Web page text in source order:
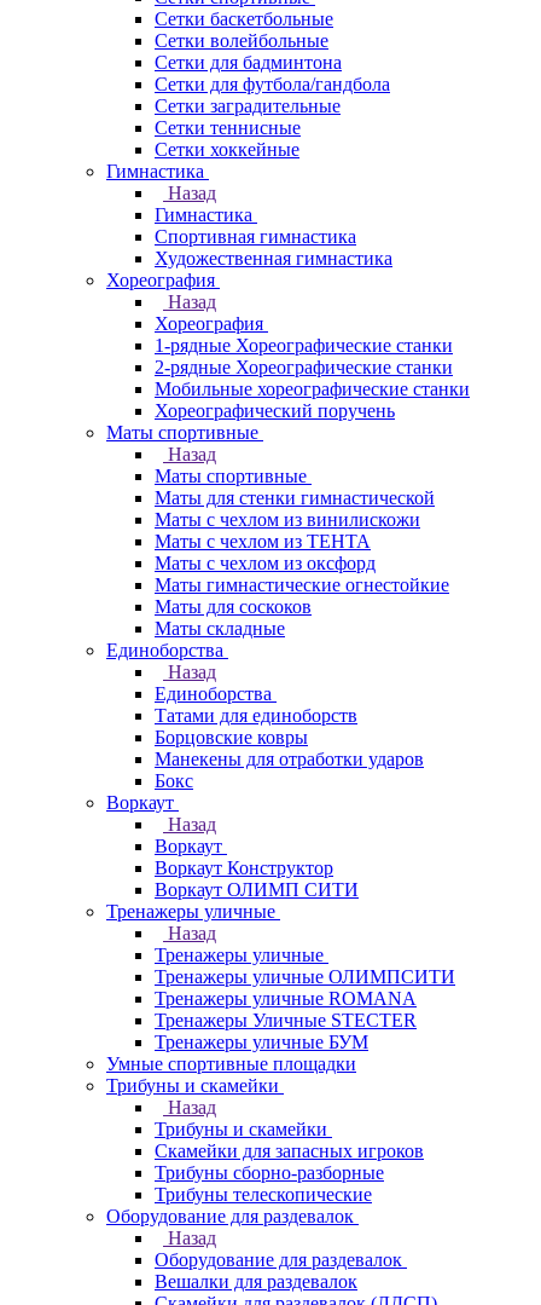
Сетки баскетбольные
Сетки волейбольные
Сетки для бадминтона
Сетки для футбола/гандбола
Сетки заградительные
Сетки теннисные
Сетки хоккейные
Гимнастика
Назад
Гимнастика
Спортивная гимнастика
Художественная гимнастика
Хореография
Назад
Хореография
1-рядные Хореографические станки
2-рядные Хореографические станки
Мобильные хореографические станки
Хореографический поручень
Маты спортивные
Назад
Маты спортивные
Маты для стенки гимнастической
Маты с чехлом из винилискожи
Маты с чехлом из ТЕНТА
Маты с чехлом из оксфорд
Маты гимнастические огнестойкие
Маты для соскоков
Маты складные
Единоборства
Назад
Единоборства
Татами для единоборств
Борцовские ковры
Манекены для отработки ударов
Бокс
Воркаут
Назад
Воркаут
Воркаут Конструктор
Воркаут ОЛИМП СИТИ
Тренажеры уличные
Назад
Тренажеры уличные
Тренажеры уличные ОЛИМПСИТИ
Тренажеры уличные ROMANA
Тренажеры Уличные STECTER
Тренажеры уличные БУМ
Умные спортивные площадки
Трибуны и скамейки
Назад
Трибуны и скамейки
Скамейки для запасных игроков
Трибуны сборно-разборные
Трибуны телескопические
Оборудование для раздевалок
Назад
Оборудование для раздевалок
Вешалки для раздевалок